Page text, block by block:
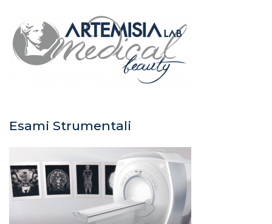
Esami Strumentali